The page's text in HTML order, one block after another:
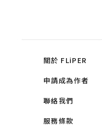
關於 FLiPER
申請成為作者
聯絡我們
服務條款